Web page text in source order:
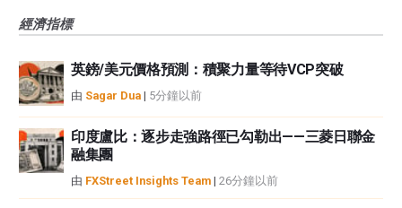
經濟指標
英鎊/美元價格預測：積聚力量等待VCP突破
由 Sagar Dua | 5分鐘以前
印度盧比：逐步走強路徑已勾勒出——三菱日聯金
融集團
由 FXStreet Insights Team | 26分鐘以前